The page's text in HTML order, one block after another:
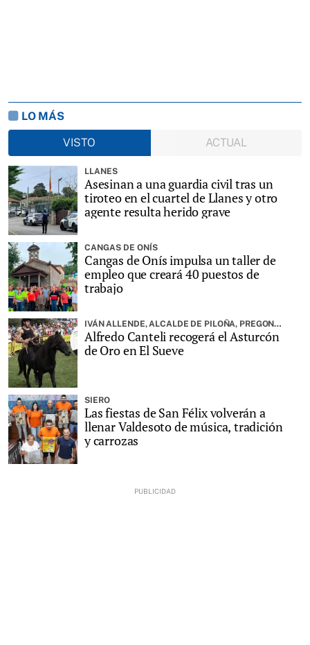
LO MÁS
VISTO
ACTUAL
LLANES
Asesinan a una guardia civil tras un
tiroteo en el cuartel de Llanes y otro
agente resulta herido grave
CANGAS DE ONÍS
Cangas de Onís impulsa un taller de
empleo que creará 40 puestos de
trabajo
IVÁN ALLENDE, ALCALDE DE PILOÑA, PREGONARÁ LA FIESTA
Alfredo Canteli recogerá el Asturcón
de Oro en El Sueve
SIERO
Las fiestas de San Félix volverán a
llenar Valdesoto de música, tradición
y carrozas